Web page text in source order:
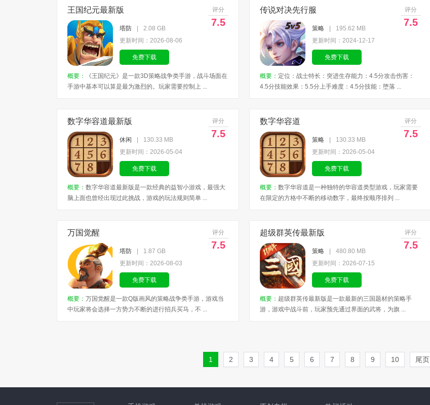
王国纪元最新版 评分
7.5
塔防
2.08 GB
更新时间：2026-08-06
免费下载
概要：
《王国纪元》是一款3D策略战争类手游，战斗场面在
手游中基本可以算是最为激烈的。玩家需要控制上 ...
传说对决先行服 评分
7.5
策略
195.62 MB
更新时间：2024-12-17
免费下载
概要： 定位：战士特长：突进生存能力：4.5分攻击伤害：
4.5分技能效果：5.5分上手难度：4.5分技能：堕落 ...
数字华容道最新版 评分
7.5
休闲
130.33 MB
更新时间：2026-05-04
免费下载
概要： 数字华容道最新版是一款经典的益智小游戏，最强大
脑上面也曾经出现过此挑战，游戏的玩法规则简单 ...
数字华容道 评分
7.5
策略
130.33 MB
更新时间：2026-05-04
免费下载
概要： 数字华容道是一种独特的华容道类型游戏，玩家需要
在限定的方格中不断的移动数字，最终按顺序排列 ...
万国觉醒 评分
7.5
塔防
1.87 GB
更新时间：2026-08-03
免费下载
概要： 万国觉醒是一款Q版画风的策略战争类手游，游戏当
中玩家将会选择一方势力不断的进行招兵买马，不 ...
超级群英传最新版 评分
7.5
策略
480.80 MB
更新时间：2026-07-15
免费下载
概要： 超级群英传最新版是一款最新的三国题材的策略手
游，游戏中战斗前，玩家预先通过界面的武将，为旗 ...
1 2 3 4 5 6 7 8 9 10 尾页